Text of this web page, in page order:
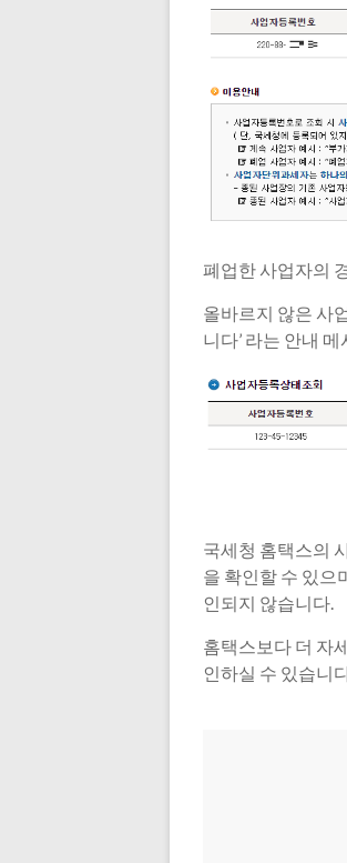
폐업한 사업자의
올바르지 않은 사
니다’ 라는 안내
국세청 홈택스의
을 확인할 수 있으
인되지 않습니다.
홈택스보다 더 자
인하실 수 있습니